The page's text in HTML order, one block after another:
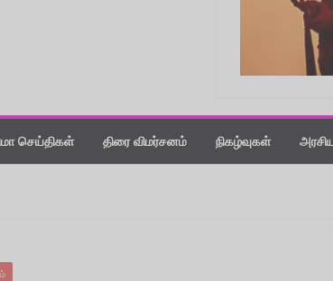
செய்திகள் திரை விமர்சனம் நிகழ்வுகள்